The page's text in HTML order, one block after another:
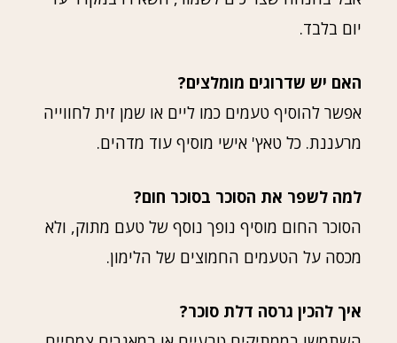
יום בלבד.
האם יש שדרוגים מומלצים?
אפשר להוסיף טעמים כמו ליים או שמן זית לחווייה
מרעננת. כל טאץ' אישי מוסיף עוד מדהים.
למה לשפר את הסוכר בסוכר חום?
הסוכר החום מוסיף נופך נוסף של טעם מתוק, ולא
מכסה על הטעמים החמוצים של הלימון.
איך להכין גרסה דלת סוכר?